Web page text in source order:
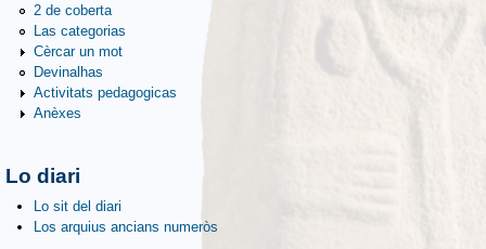
2 de coberta
Las categorias
Cèrcar un mot
Devinalhas
Activitats pedagogicas
Anèxes
Lo diari
Lo sit del diari
Los arquius ancians numeròs